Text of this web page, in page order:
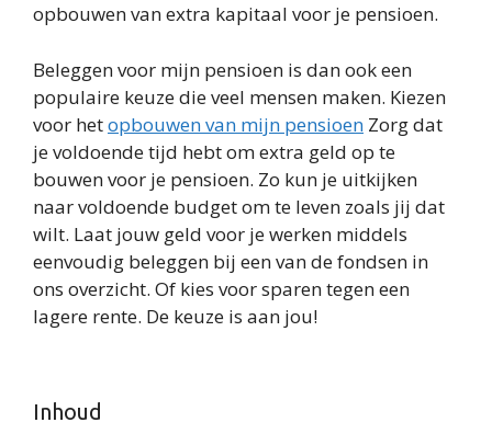
opbouwen van extra kapitaal voor je pensioen.
Beleggen voor mijn pensioen is dan ook een
populaire keuze die veel mensen maken. Kiezen
voor hetopbouwen van mijn pensioen Zorg dat
je voldoende tijd hebt om extra geld op te
bouwen voor je pensioen. Zo kun je uitkijken
naar voldoende budget om te leven zoals jij dat
wilt. Laat jouw geld voor je werken middels
eenvoudig beleggen bij een van de fondsen in
ons overzicht. Of kies voor sparen tegen een
lagere rente. De keuze is aan jou!
Inhoud